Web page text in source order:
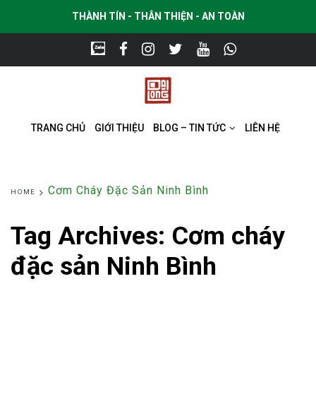
THÀNH TÍN - THÂN THIỆN - AN TOÀN
TRANG CHỦ GIỚI THIỆU BLOG – TIN TỨC LIÊN HỆ
HOME Cơm Cháy Đặc Sản Ninh Bình
Tag Archives: Cơm cháy
đặc sản Ninh Bình